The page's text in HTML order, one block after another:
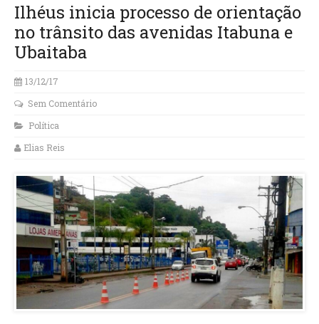
Ilhéus inicia processo de orientação
no trânsito das avenidas Itabuna e
Ubaitaba
13/12/17
Sem Comentário
Política
Elias Reis